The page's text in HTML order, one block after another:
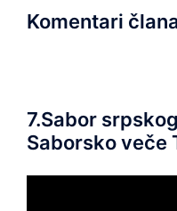
Komentari
7.Sabor
Saborsko veče